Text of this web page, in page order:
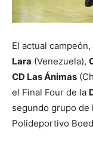
El actual campeón,
Lara (Venezuela),
CD Las Ánimas
el Final Four de la
segundo grupo de
Polideportivo